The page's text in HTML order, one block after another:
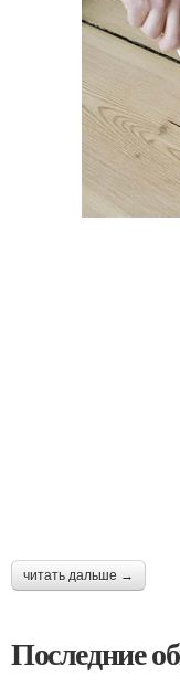
читать дальше →
Последние